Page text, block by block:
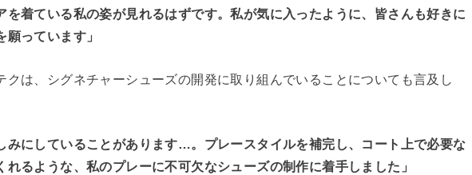
を着ている私の姿が見れるはずです。私が気に入ったように、皆さんも好きに
っています」
クは、シグネチャーシューズの開発に取り組んでいることについても言及し
みにしていることがあります…。プレースタイルを補完し、コート上で必要な
れるような、私のプレーに不可欠なシューズの制作に着手しました」